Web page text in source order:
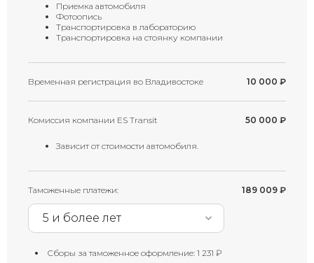
Приемка автомобиля
Фотоопись
Транспортировка в лабораторию
Транспортировка на стоянку компании
Временная регистрация во Владивостоке 10 000 ₽
Комиссия компании ES Transit 50 000 ₽
Зависит от стоимости автомобиля.
Таможенные платежи: 189 009 ₽
5 и более лет
Сборы за таможенное оформление: 1 231 ₽